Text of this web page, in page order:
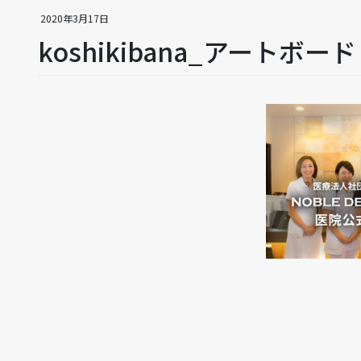
2020年3月17日
koshikibana_アートボー